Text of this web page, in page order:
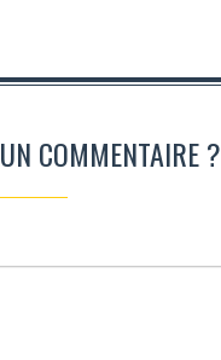
COMMENTAIRE ?